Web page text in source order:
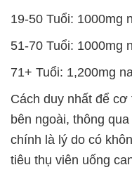
19-50 Tuổi: 1000mg
51-70 Tuổi: 1000mg
71+ Tuổi: 1,200mg
Cách duy nhất để
bên ngoài, thông
chính là lý do có
tiêu thụ viên uống